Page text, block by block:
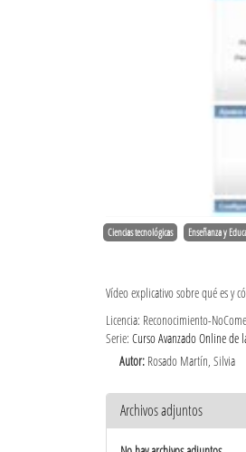
Ciencias tecnológicas Enseñanza y
Vídeo explicativo sobre qué es y
Licencia: Reconocimiento-
Serie: Curso Avanzado Online
Autor: Rosado Martín, Silvia
Archivos adjuntos